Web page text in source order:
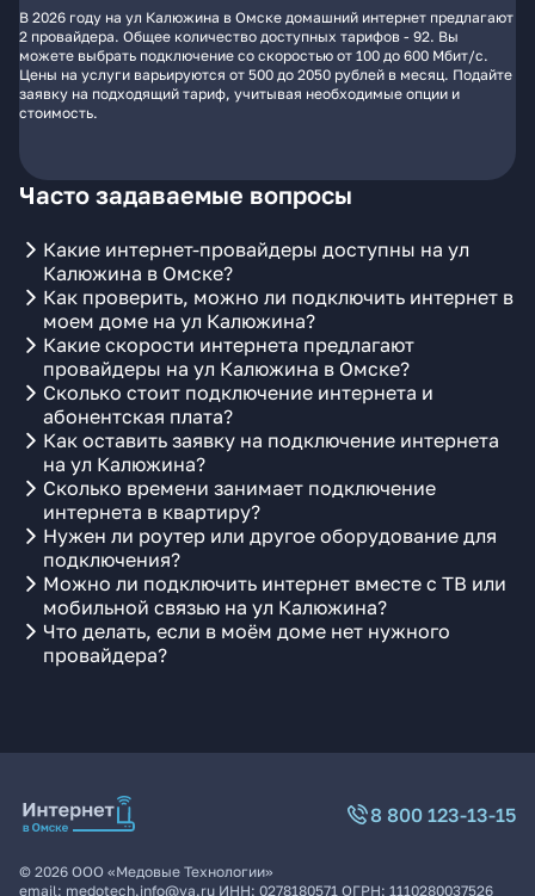
В 2026 году на ул Калюжина в Омске домашний интернет предлагают
2 провайдера. Общее количество доступных тарифов - 92. Вы
можете выбрать подключение со скоростью от 100 до 600 Мбит/с.
Цены на услуги варьируются от 500 до 2050 рублей в месяц. Подайте
заявку на подходящий тариф, учитывая необходимые опции и
стоимость.
Часто задаваемые вопросы
Какие интернет-провайдеры доступны на ул
Калюжина в Омске?
Как проверить, можно ли подключить интернет в
моем доме на ул Калюжина?
Какие скорости интернета предлагают
провайдеры на ул Калюжина в Омске?
Сколько стоит подключение интернета и
абонентская плата?
Как оставить заявку на подключение интернета
на ул Калюжина?
Сколько времени занимает подключение
интернета в квартиру?
Нужен ли роутер или другое оборудование для
подключения?
Можно ли подключить интернет вместе с ТВ или
мобильной связью на ул Калюжина?
Что делать, если в моём доме нет нужного
провайдера?
8 800 123-13-15
© 2026 ООО «Медовые Технологии»
email: medotech.info@ya.ru ИНН: 0278180571 ОГРН: 1110280037526